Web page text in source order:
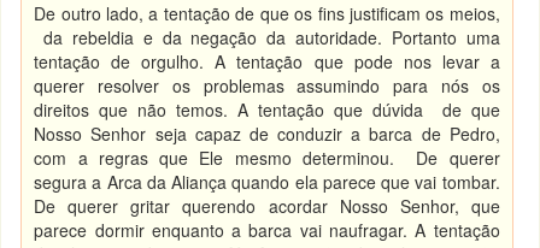
De outro lado, a tentação de que os fins justificam os meios,
da rebeldia e da negação da autoridade. Portanto uma
tentação de orgulho. A tentação que pode nos levar a
querer resolver os problemas assumindo para nós os
direitos que não temos. A tentação que dúvida de que
Nosso Senhor seja capaz de conduzir a barca de Pedro,
com a regras que Ele mesmo determinou. De querer
segura a Arca da Aliança quando ela parece que vai tombar.
De querer gritar querendo acordar Nosso Senhor, que
parece dormir enquanto a barca vai naufragar. A tentação